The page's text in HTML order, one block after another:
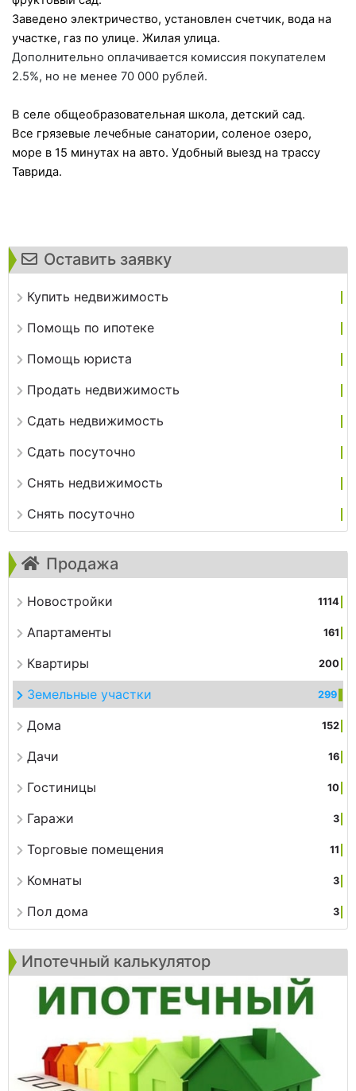
Оставить заявку
Купить недвижимость
Помощь по ипотеке
Помощь юриста
Продать недвижимость
Сдать недвижимость
Сдать посуточно
Снять недвижимость
Снять посуточно
Продажа
Новостройки 1114
Апартаменты 161
Квартиры 200
Земельные участки 299
Дома 152
Дачи 16
Гостиницы 10
Гаражи 3
Торговые помещения 11
Комнаты 3
Пол дома 3
Ипотечный калькулятор
Заведено электричество, установлен счетчик, вода на
участке, газ по улице. Жилая улица.
Дополнительно оплачивается комиссия покупателем
2.5%, но не менее 70 000 рублей.
В селе общеобразовательная школа, детский сад.
Все грязевые лечебные санатории, соленое озеро,
море в 15 минутах на авто. Удобный выезд на трассу
Таврида.